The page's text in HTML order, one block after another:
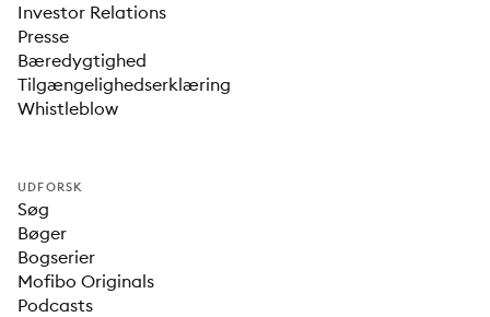
Investor Relations
Presse
Bæredygtighed
Tilgængelighedserklæring
Whistleblow
UDFORSK
Søg
Bøger
Bogserier
Mofibo Originals
Podcasts